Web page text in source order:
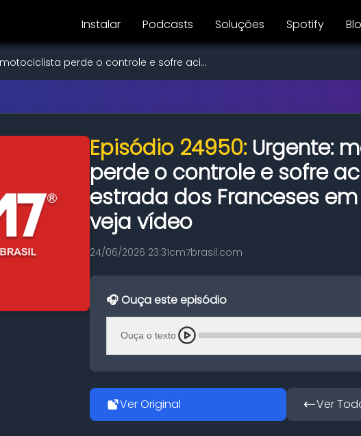
Instalar Podcasts Soluções Spotify
perde o controle e sofre aci...
Episódio 24950: Urgente:
perde o controle e sofre
estrada dos Franceses
veja vídeo
24/06/2026 23:31cm7brasil.com
🎧 Ouça este episódio
Ouça o texto
Ver Original Ver